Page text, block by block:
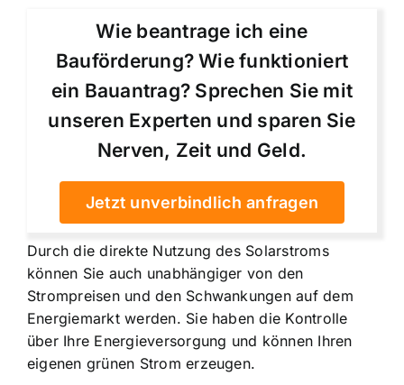
Wie beantrage ich eine
Bauförderung? Wie funktioniert
ein Bauantrag? Sprechen Sie mit
unseren Experten und sparen Sie
Nerven, Zeit und Geld.
Jetzt unverbindlich anfragen
Durch die direkte Nutzung des Solarstroms
können Sie auch unabhängiger von den
Strompreisen und den Schwankungen auf dem
Energiemarkt werden. Sie haben die Kontrolle
über Ihre Energieversorgung und können Ihren
eigenen grünen Strom erzeugen.